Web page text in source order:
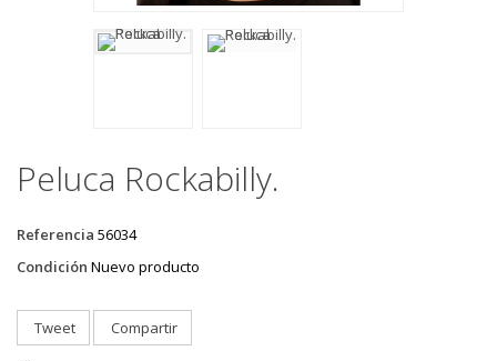
Peluca Rockabilly.
Referencia 56034
Condición Nuevo producto
Tweet Compartir